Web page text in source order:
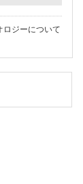
ロジーについて